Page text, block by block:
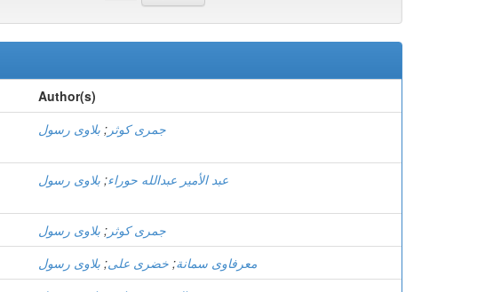
Author(s)
جمری کوثر ; بلاوی رسول
عبد الأمير عبدالله حوراء; بلاوی رسول
جمری کوثر ; بلاوی رسول
معرفاوی سمانة; خضری علی; بلاوی رسول